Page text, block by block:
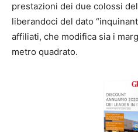
prestazioni dei due colossi
liberandoci del dato
affiliati, che modifica sia i
metro quadrato.